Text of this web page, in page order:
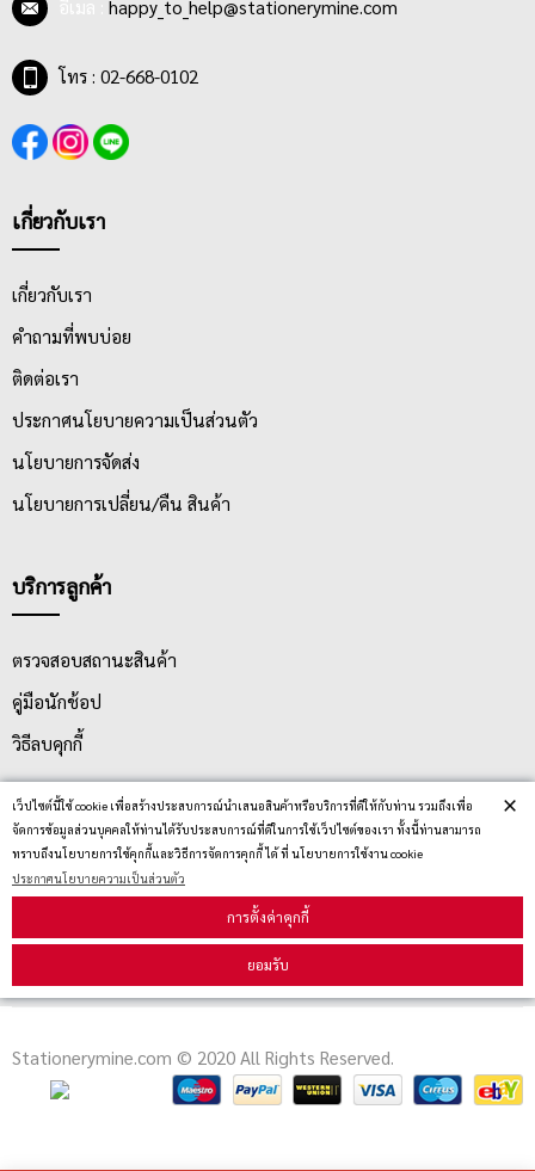
เว็ปไซต์นี้ใช้ cookie เพื่อสร้างประสบการณ์นำเสนอสินค้าหรือบริการที่ดีให้กับท่าน รวมถึงเพื่อ
จัดการข้อมูลส่วนบุคคลให้ท่านได้รับประสบการณ์ที่ดีในการใช้เว็ปไซต์ของเรา ทั้งนี้ท่านสามารถ
ทราบถึงนโยบายการใช้คุกกี้และวิธีการจัดการคุกกี้ ได้ ที่ นโยบายการใช้งาน cookie
ประกาศนโยบายความเป็นส่วนตัว
การตั้งค่าคุกกี้
ยอมรับ
×
happy_to_help@stationerymine.com
โทร : 02-668-0102
เกี่ยวกับเรา
เกี่ยวกับเรา
คำถามที่พบบ่อย
ติดต่อเรา
ประกาศนโยบายความเป็นส่วนตัว
นโยบายการจัดส่ง
นโยบายการเปลี่ยน/คืน สินค้า
บริการลูกค้า
ตรวจสอบสถานะสินค้า
คู่มือนักช้อป
วิธีลบคุกกี้
สมัครรับข่าวสาร
รับข่าวสาร
Stationerymine.com © 2020 All Rights Reserved.